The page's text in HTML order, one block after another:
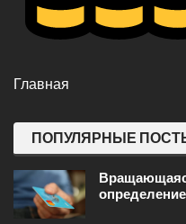
Главная
ПОПУЛЯРНЫЕ